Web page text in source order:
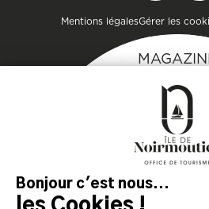
Mentions légalesGérer les
Inspirez-vous et
préparez votre
sur l'île de
TÉLÉCHARGEZ